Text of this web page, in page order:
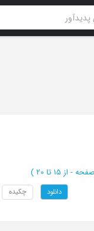
از 15 تا 20 )
دانلود چکیده